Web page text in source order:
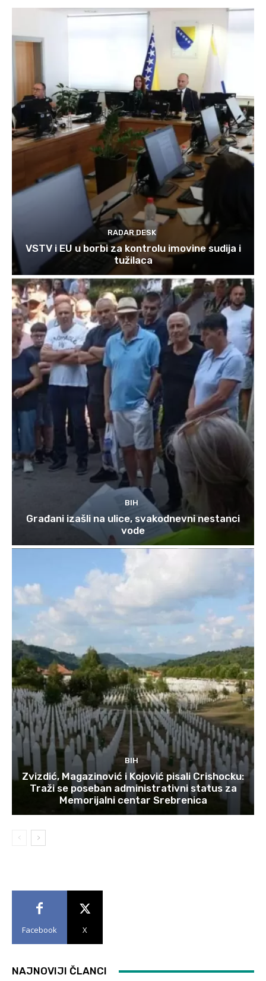
RADAR DESK
VSTV i EU u borbi za kontrolu imovine sudija i
tužilaca
BIH
Građani izašli na ulice, svakodnevni nestanci
vode
BIH
Zvizdić, Magazinović i Kojović pisali Crishocku:
Traži se poseban administrativni status za
Memorijalni centar Srebrenica
Facebook X
NAJNOVIJI ČLANCI